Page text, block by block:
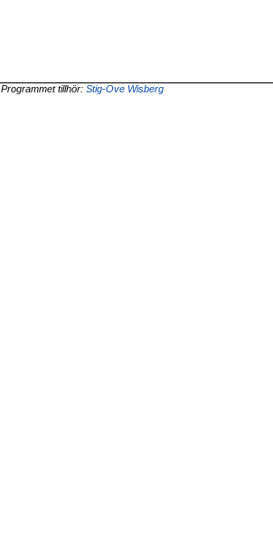
, Programmet tillhör:Stig-Ove Wisberg